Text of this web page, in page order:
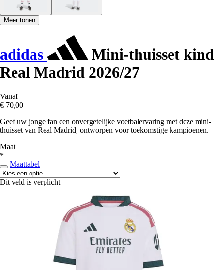
Meer tonen
adidas
Mini-thuisset kind
Real Madrid 2026/27
Vanaf
€ 70,00
Geef uw jonge fan een onvergetelijke voetbalervaring met deze mini-
thuisset van Real Madrid, ontworpen voor toekomstige kampioenen.
Maat
*
Maattabel
Dit veld is verplicht